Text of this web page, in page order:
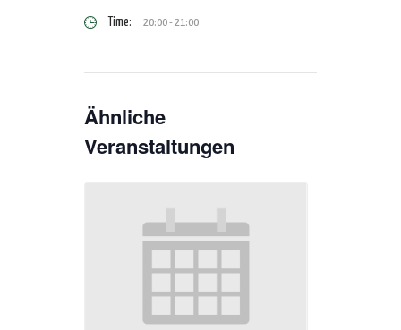
Time: 20:00 - 21:00
Ähnliche
Veranstaltungen